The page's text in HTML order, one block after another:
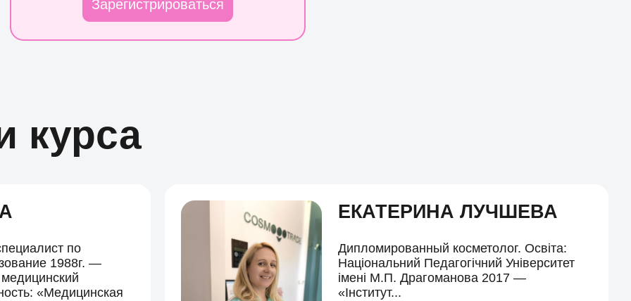
Зарегистрироваться
курса
по
1988г. —
«Медицинская
ЕКАТЕРИНА ЛУЧШЕВА
Дипломированный косметолог. Освіта:
Національний Педагогічний Університет
імені М.П. Драгоманова 2017 —
«Інститут...